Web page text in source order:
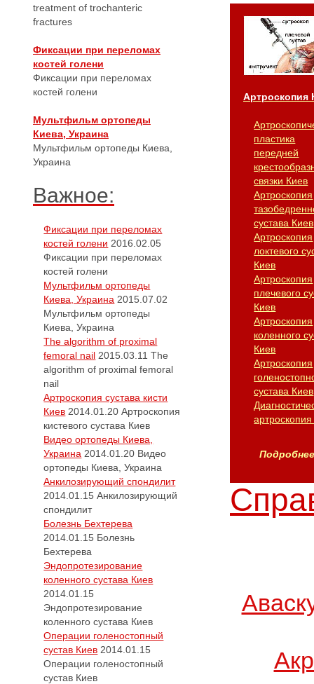
treatment of trochanteric
fractures
Фиксации при переломах
костей голени
Фиксации при переломах
костей голени
Мультфильм ортопеды
Киева, Украина
Мультфильм ортопеды Киева,
Украина
Важное:
Фиксации при переломах
костей голени 2016.02.05
Фиксации при переломах
костей голени
Мультфильм ортопеды
Киева, Украина 2015.07.02
Мультфильм ортопеды
Киева, Украина
The algorithm of proximal
femoral nail 2015.03.11 The
algorithm of proximal femoral
nail
Артроскопия сустава кисти
Киев 2014.01.20 Артроскопия
кистевого сустава Киев
Видео ортопеды Киева,
Украина 2014.01.20 Видео
ортопеды Киева, Украина
Анкилозирующий спондилит
2014.01.15 Анкилозирующий
спондилит
Болезнь Бехтерева
2014.01.15 Болезнь
Бехтерева
Эндопротезирование
коленного сустава Киев
2014.01.15
Эндопротезирование
коленного сустава Киев
Операции голеностопный
сустав Киев 2014.01.15
Операции голеностопный
сустав Киев
Артроскопия
пластика
передней
связки Киев
Артроскопия
сустава Киев
Артроскопия
локтевого
Киев
Артроскопия
плечевого
Киев
Артроскопия
коленного
Киев
Артроскопия
сустава Киев